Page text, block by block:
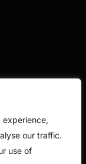
experience,
our traffic.
use of